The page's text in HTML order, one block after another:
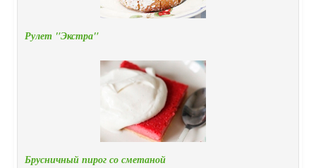
Рулет "Экстра"
Брусничный пирог со сметаной